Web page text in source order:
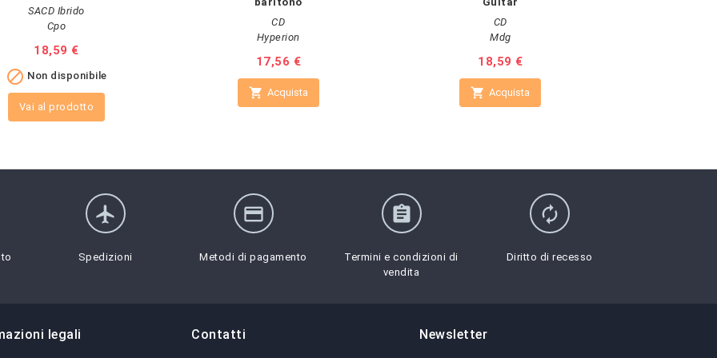
SACD Ibrido
Cpo
Prezzo
18,59 €
 Non disponibile
Vai al prodotto
CD
Hyperion
Prezzo
17,56 €
 Acquista
CD
Mdg
Prezzo
18,59 €
 Acquista
flight
Spedizioni
credit_card
Metodi di pagamento
assignment
Termini e condizioni di
vendita
autorenew
Diritto di recesso
legali Contatti Newsletter